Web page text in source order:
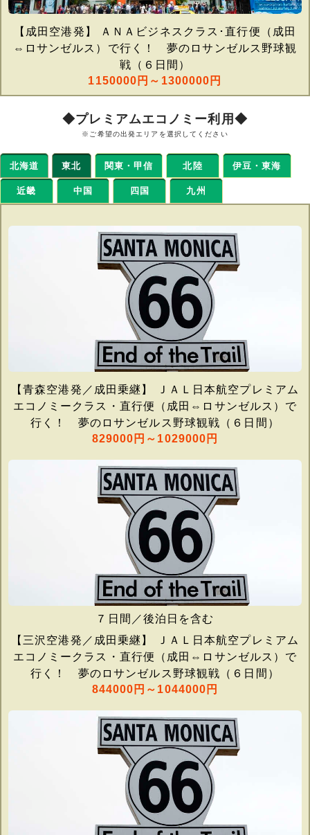
【成田空港発】 ＡＮＡビジネスクラス･直行便（成田
⇔ロサンゼルス）で行く！ 夢のロサンゼルス野球観
戦（６日間）
1150000円～1300000円
◆プレミアムエコノミー利用◆
※ご希望の出発エリアを選択してください
北海道 東北
【青森空港発／成田乗継】 ＪＡＬ日本航空プレミアム
エコノミークラス・直行便（成田⇔ロサンゼルス）で
行く！ 夢のロサンゼルス野球観戦（６日間）
829000円～1029000円
７日間／後泊日を含む
【三沢空港発／成田乗継】 ＪＡＬ日本航空プレミアム
エコノミークラス・直行便（成田⇔ロサンゼルス）で
行く！ 夢のロサンゼルス野球観戦（６日間）
844000円～1044000円
関東・甲信 北陸 伊豆・東海
近畿 中国 四国 九州